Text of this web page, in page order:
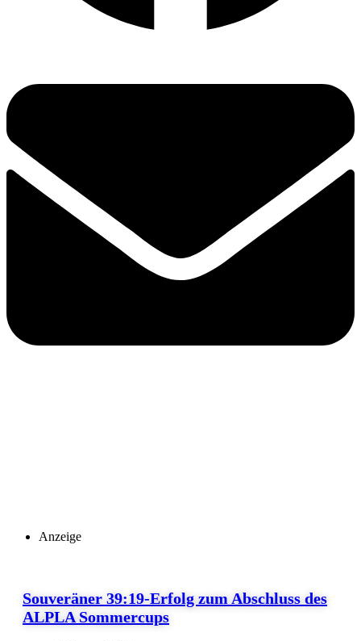
Anzeige
Souveräner 39:19-Erfolg zum Abschluss des
ALPLA Sommercups